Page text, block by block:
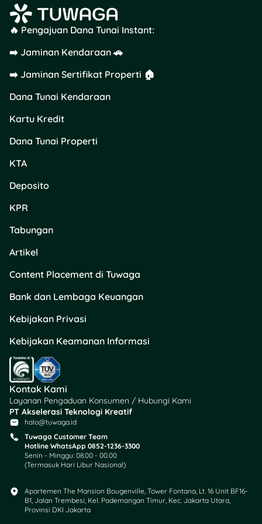
ada kekurangan, kamu
akan diminta untuk
melengkapinya sebelum
melanjutkan proses.
6. Proses Pembayaran
dan Pengambilan SIM
Setelah dokumen
terverifikasi, kamu akan
diminta melakukan
perpanjangan SIM. Setelah
dan siap untuk diambil.
Proses ini biasanya
memakan waktu yang
cukup cepat. Kamu bisa
pulang SIM baru kamu
selesai dilakukan.
Keliling 2025
Untuk memudahkan
masyarakat dalam
melakukan perpanjangan
SIM, pihak kepolisian
menyediakan layanan
perpanjangan SIM keliling di
berbagai lokasi strategis
dan mudah dijangkau. Agar
informasi lebih lanjut,
berikut beberapa cara
yang bisa dilakukan:
🔥 Pengajuan Dana Tunai Instant:
➡️ Jaminan Kendaraan 🚗
➡️ Jaminan Sertifikat Properti 🏠
Dana Tunai Kendaraan
Kartu Kredit
Dana Tunai Properti
KTA
Deposito
KPR
Tabungan
Artikel
Content Placement di Tuwaga
Bank dan Lembaga Keuangan
Kebijakan Privasi
Kebijakan Keamanan Informasi
Kontak Kami
Layanan Pengaduan Konsumen / Hubungi Kami
PT Akselerasi Teknologi Kreatif
halo@tuwaga.id
Tuwaga Customer Team
Hotline WhatsApp 0852-1236-3300
Senin - Minggu: 08.00 - 00.00
(Termasuk Hari Libur Nasional)
Apartemen The Mansion Bougenville, Tower Fontana, Lt. 16 Unit BF16-
B1, Jalan Trembesi, Kel. Pademangan Timur, Kec. Jakarta Utara,
Provinsi DKI Jakarta